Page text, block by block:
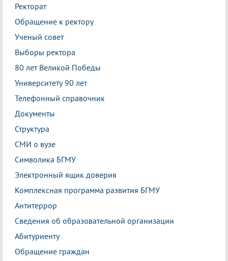
Ректорат
Обращение к ректору
Ученый совет
Выборы ректора
80 лет Великой Победы
Университету 90 лет
Телефонный справочник
Документы
Структура
СМИ о вузе
Символика БГМУ
Электронный ящик доверия
Комплексная программа развития БГМУ
Антитеррор
Сведения об образовательной организации
Абитуриенту
Обращение граждан